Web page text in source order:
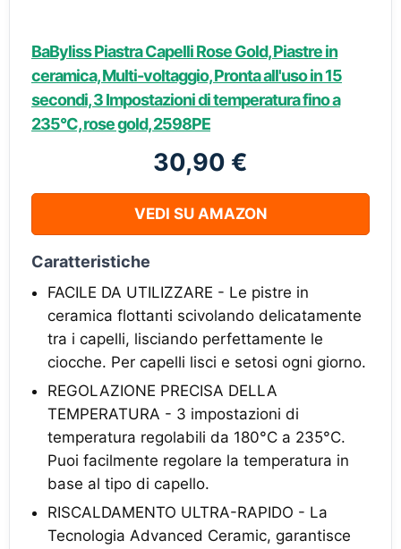
BaByliss Piastra Capelli Rose Gold, Piastre in
ceramica, Multi-voltaggio, Pronta all'uso in 15
secondi, 3 Impostazioni di temperatura fino a
235°C, rose gold, 2598PE
30,90 €
VEDI SU AMAZON
Caratteristiche
FACILE DA UTILIZZARE - Le pistre in
ceramica flottanti scivolando delicatamente
tra i capelli, lisciando perfettamente le
ciocche. Per capelli lisci e setosi ogni giorno.
REGOLAZIONE PRECISA DELLA
TEMPERATURA - 3 impostazioni di
temperatura regolabili da 180°C a 235°C.
Puoi facilmente regolare la temperatura in
base al tipo di capello.
RISCALDAMENTO ULTRA-RAPIDO - La
Tecnologia Advanced Ceramic, garantisce